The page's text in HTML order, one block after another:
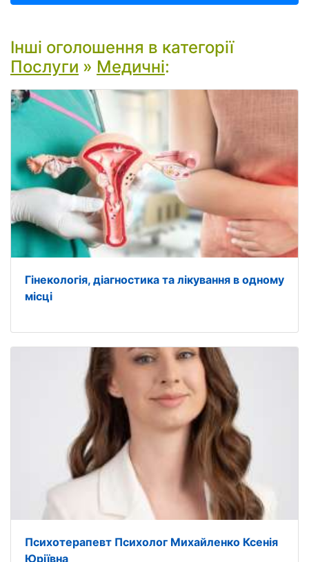
Інші оголошення в категорії
Послуги » Медичні:
Гінекологія, діагностика та лікування в одному
місці
Психотерапевт Психолог Михайленко Ксенія
Юріївна